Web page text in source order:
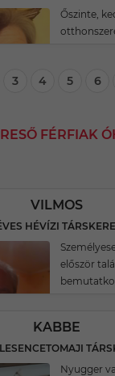
Őszinte,
3 4 5 6
FÉRFIAK
VILMOS
HÉVÍZI
először
KABBE
Nyugger